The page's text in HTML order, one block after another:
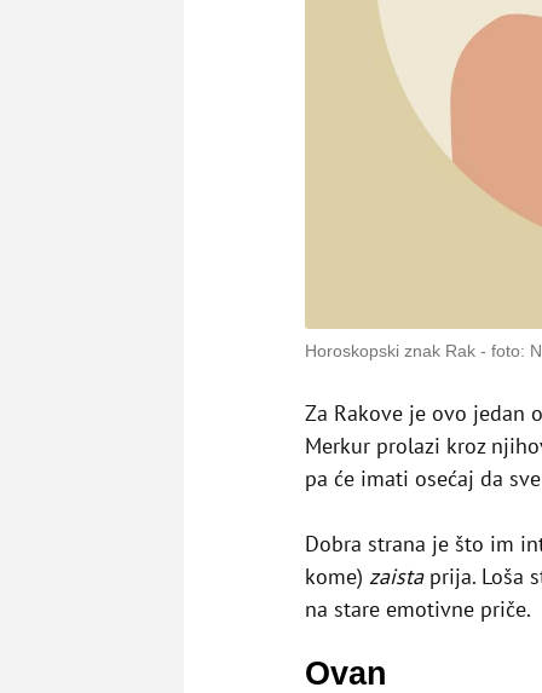
Horoskopski znak Rak foto:
Za Rakove je ovo
Merkur prolazi kroz
pa će imati osećaj da
Dobra strana je što im
kome) zaista prija. Loša
na stare emotivne priče.
Ovan